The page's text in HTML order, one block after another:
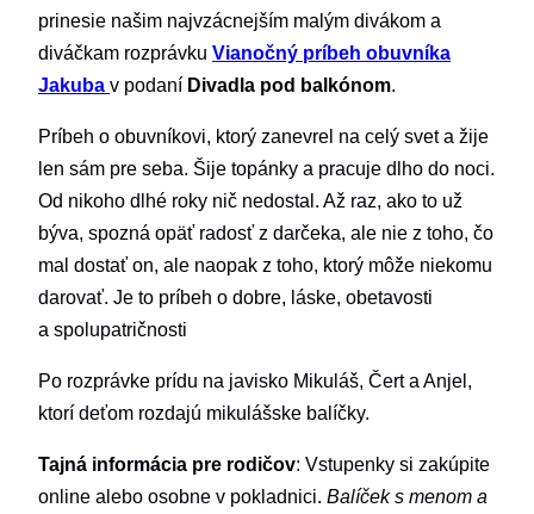
prinesie našim najvzácnejším malým divákom a
diváčkam rozprávku Vianočný príbeh obuvníka
Jakuba v podaní Divadla pod balkónom.
Príbeh o obuvníkovi, ktorý zanevrel na celý svet a žije
len sám pre seba. Šije topánky a pracuje dlho do noci.
Od nikoho dlhé roky nič nedostal. Až raz, ako to už
býva, spozná opäť radosť z darčeka, ale nie z toho, čo
mal dostať on, ale naopak z toho, ktorý môže niekomu
darovať. Je to príbeh o dobre, láske, obetavosti
a spolupatričnosti
Po rozprávke prídu na javisko Mikuláš, Čert a Anjel,
ktorí deťom rozdajú mikulášske balíčky.
Tajná informácia pre rodičov: Vstupenky si zakúpite
online alebo osobne v pokladnici. Balíček s menom a